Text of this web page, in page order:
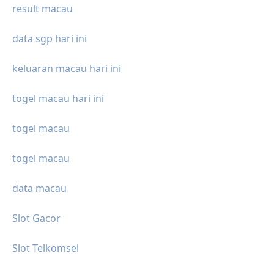
result macau
data sgp hari ini
keluaran macau hari ini
togel macau hari ini
togel macau
togel macau
data macau
Slot Gacor
Slot Telkomsel